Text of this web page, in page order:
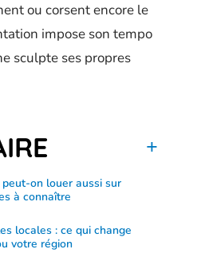
ou corsent encore le
impose son tempo
sculpte ses propres
on louer aussi sur
à connaître
locales : ce qui change
votre région